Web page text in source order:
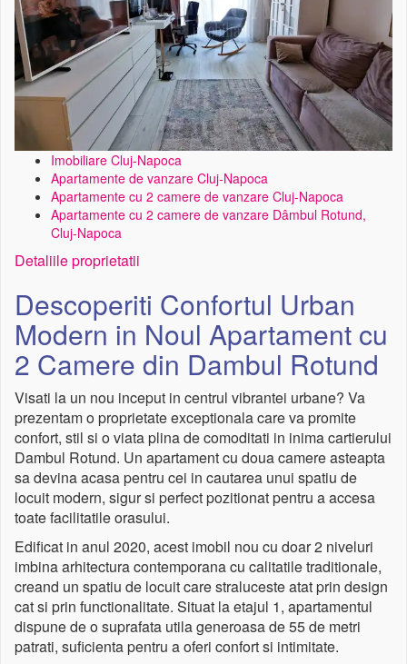
Imobiliare Cluj-Napoca
Apartamente de vanzare Cluj-Napoca
Apartamente cu 2 camere de vanzare Cluj-Napoca
Apartamente cu 2 camere de vanzare Dâmbul Rotund,
Cluj-Napoca
Detaliile proprietatii
Descoperiti Confortul Urban
Modern in Noul Apartament cu
2 Camere din Dambul Rotund
Visati la un nou inceput in centrul vibrantei urbane? Va
prezentam o proprietate exceptionala care va promite
confort, stil si o viata plina de comoditati in inima cartierului
Dambul Rotund. Un apartament cu doua camere asteapta
sa devina acasa pentru cei in cautarea unui spatiu de
locuit modern, sigur si perfect pozitionat pentru a accesa
toate facilitatile orasului.
Edificat in anul 2020, acest imobil nou cu doar 2 niveluri
imbina arhitectura contemporana cu calitatile traditionale,
creand un spatiu de locuit care straluceste atat prin design
cat si prin functionalitate. Situat la etajul 1, apartamentul
dispune de o suprafata utila generoasa de 55 de metri
patrati, suficienta pentru a oferi confort si intimitate.